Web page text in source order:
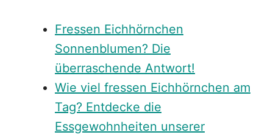
Fressen Eichhörnchen
Sonnenblumen? Die
überraschende Antwort!
Wie viel fressen Eichhörnchen am
Tag? Entdecke die
Essgewohnheiten unserer